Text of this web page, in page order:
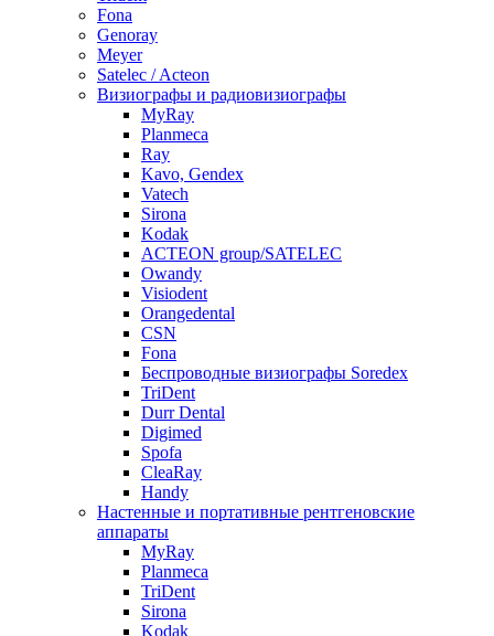
Fona
Genoray
Meyer
Satelec / Acteon
Визиографы и радиовизиографы
MyRay
Planmeca
Ray
Kavo, Gendex
Vatech
Sirona
Kodak
ACTEON group/SATELEC
Owandy
Visiodent
Orangedental
CSN
Fona
Беспроводные визиографы Soredex
TriDent
Durr Dental
Digimed
Spofa
CleaRay
Handy
Настенные и портативные рентгеновские
аппараты
MyRay
Planmeca
TriDent
Sirona
Kodak